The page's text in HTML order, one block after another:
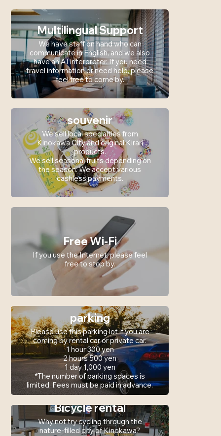
Multilingual Support
We have staff on hand who can
communicate in English, and we also
have an AI interpreter. If you need
travel information or need help, please
feel free to come by.
souvenir
We sell local specialties from
Kinokawa City and original Kirari
products.
We sell seasonal fruits depending on
the season. We accept various
cashless payments.
Free Wi-Fi
If you use the Internet, please feel
free to stop by.
parking
Please use this parking lot if you are
coming by rental car or private car.
1 hour 300 yen
2 hours 500 yen
1 day 1,000 yen
*The number of parking spaces is
limited. Fees must be paid in advance.
Bicycle rental
Why not try cycling through the
nature-filled city of Kinokawa?